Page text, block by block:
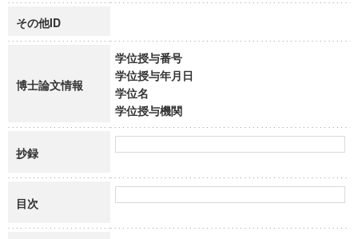
その他ID
博士論文情報
学位授与番号
学位授与年月日
学位名
学位授与機関
抄録
目次